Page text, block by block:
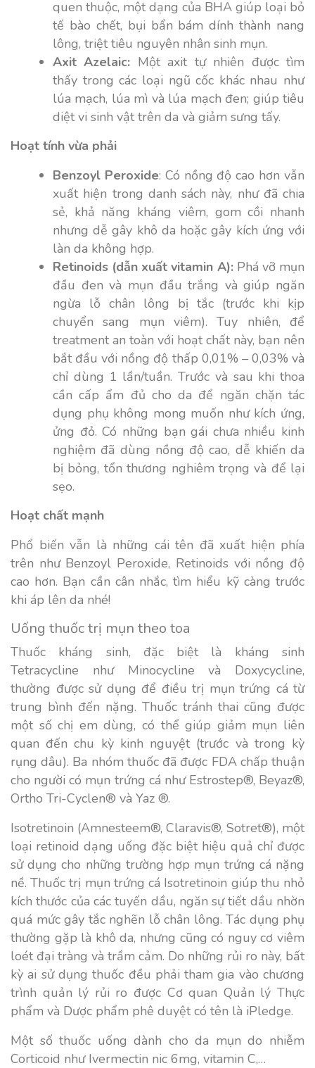
quen thuộc, một dạng của BHA giúp loại bỏ
tế bào chết, bụi bẩn bám dính thành nang
lông, triệt tiêu nguyên nhân sinh mụn.
Axit Azelaic: Một axit tự nhiên được tìm
thấy trong các loại ngũ cốc khác nhau như
lúa mạch, lúa mì và lúa mạch đen; giúp tiêu
diệt vi sinh vật trên da và giảm sưng tấy.
Hoạt tính vừa phải
Benzoyl Peroxide: Có nồng độ cao hơn vẫn
xuất hiện trong danh sách này, như đã chia
sẻ, khả năng kháng viêm, gom cồi nhanh
nhưng dễ gây khô da hoặc gây kích ứng với
làn da không hợp.
Retinoids (dẫn xuất vitamin A):Phá vỡ mụn
đầu đen và mụn đầu trắng và giúp ngăn
ngừa lỗ chân lông bị tắc (trước khi kịp
chuyển sang mụn viêm). Tuy nhiên, để
treatment an toàn với hoạt chất này, bạn nên
bắt đầu với nồng độ thấp 0,01% – 0,03% và
chỉ dùng 1 lần/tuần. Trước và sau khi thoa
cần cấp ẩm đủ cho da để ngăn chặn tác
dụng phụ không mong muốn như kích ứng,
ửng đỏ. Có những bạn gái chưa nhiều kinh
nghiệm đã dùng nồng độ cao, dễ khiến da
bị bỏng, tổn thương nghiêm trọng và để lại
sẹo.
Hoạt chất mạnh
Phổ biến vẫn là những cái tên đã xuất hiện phía
trên như Benzoyl Peroxide, Retinoids với nồng độ
cao hơn. Bạn cần cân nhắc, tìm hiểu kỹ càng trước
khi áp lên da nhé!
Uống thuốc trị mụn theo toa
Thuốc kháng sinh, đặc biệt là kháng sinh
Tetracycline như Minocycline và Doxycycline,
thường được sử dụng để điều trị mụn trứng cá từ
trung bình đến nặng. Thuốc tránh thai cũng được
một số chị em dùng, có thể giúp giảm mụn liên
quan đến chu kỳ kinh nguyệt (trước và trong kỳ
rụng dâu). Ba nhóm thuốc đã được FDA chấp thuận
cho người có mụn trứng cá như Estrostep®, Beyaz®,
Ortho Tri-Cyclen® và Yaz ®.
Isotretinoin (Amnesteem®, Claravis®, Sotret®), một
loại retinoid dạng uống đặc biệt hiệu quả chỉ được
sử dụng cho những trường hợp mụn trứng cá nặng
nề.Thuốc trị mụn trứng cá Isotretinoin giúp thu nhỏ
kích thước của các tuyến dầu, ngăn sự tiết dầu nhờn
quá mức gây tắc nghẽn lỗ chân lông. Tác dụng phụ
thường gặp là khô da, nhưng cũng có nguy cơ viêm
loét đại tràng và trầm cảm. Do những rủi ro này, bất
kỳ ai sử dụng thuốc đều phải tham gia vào chương
trình quản lý rủi ro được Cơ quan Quản lý Thực
phẩm và Dược phẩm phê duyệt có tên là iPledge.
Một số thuốc uống dành cho da mụn do nhiễm
Corticoid như Ivermectin nic 6mg, vitamin C,…